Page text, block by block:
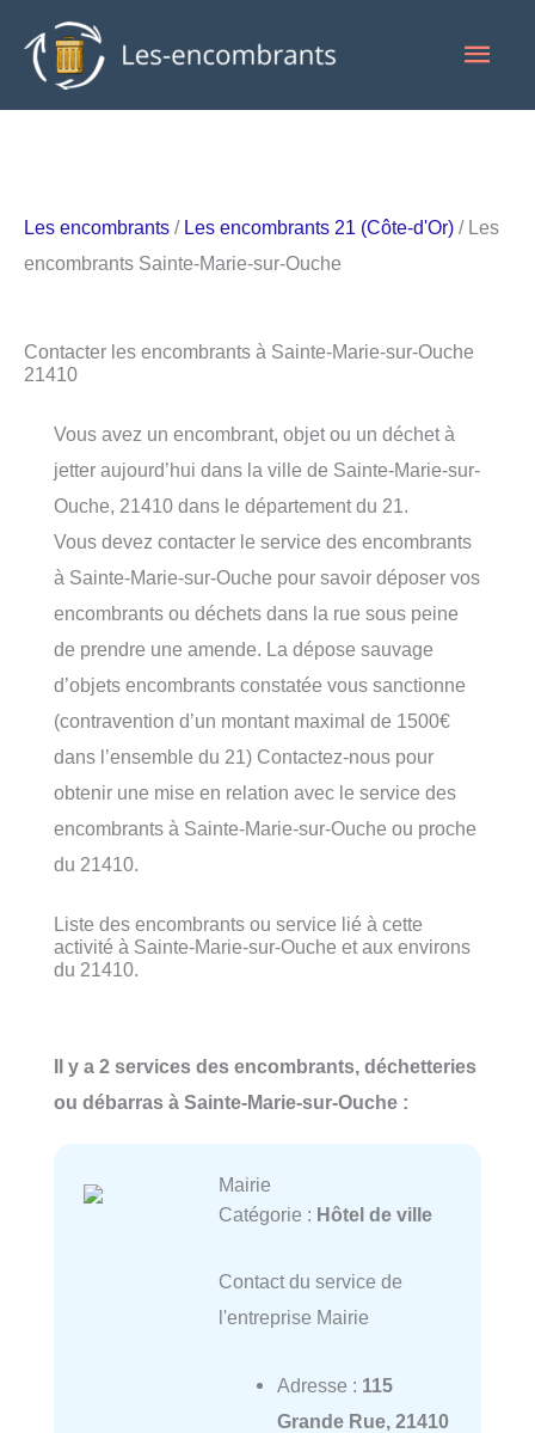
contenu
Les encombrants / Les encombrants 21 (Côte-d'Or) / Les
encombrants Sainte-Marie-sur-Ouche
Contacter les encombrants à Sainte-Marie-sur-Ouche
21410
Vous avez un encombrant, objet ou un déchet à
jetter aujourd’hui dans la ville de Sainte-Marie-sur-
Ouche, 21410 dans le département du 21.
Vous devez contacter le service des encombrants
à Sainte-Marie-sur-Ouche pour savoir déposer vos
encombrants ou déchets dans la rue sous peine
de prendre une amende. La dépose sauvage
d’objets encombrants constatée vous sanctionne
(contravention d’un montant maximal de 1500€
dans l’ensemble du 21) Contactez-nous pour
obtenir une mise en relation avec le service des
encombrants à Sainte-Marie-sur-Ouche ou proche
du 21410.
Liste des encombrants ou service lié à cette
activité à Sainte-Marie-sur-Ouche et aux environs
du 21410.
Il y a 2 services des encombrants, déchetteries
ou débarras à Sainte-Marie-sur-Ouche :
Mairie
Catégorie : Hôtel de ville
Contact du service de
l'entreprise Mairie
Adresse : 115
Grande Rue, 21410